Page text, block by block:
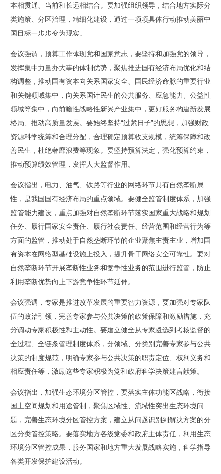
本相贯通、当前和长远相结合。要加强组织领导，结合地方实际分
类施策、分区治理，精细化建设，通过一项项具体行动推动美丽中
国目标一步步变为现实。
会议强调，预算工作体现党和国家意志，要坚持和加强党的领导，
发挥集中力量办大事的体制优势，聚焦推进国有经济布局优化和结
构调整，推动国有资本向关系国家安全、国民经济命脉的重要行业
和关键领域集中，向关系国计民生的公共服务、应急能力、公益性
领域等集中，向前瞻性战略性新兴产业集中，更好服务构建新发展
格局、推动高质量发展。要始终坚持“过紧日子”的思想，加强财政
资源科学统筹和合理分配，合理确定预算收支规模，统筹保障和改
善民生，杜绝奢靡浪费等现象。要坚持预算法定，强化预算约束，
推动预算绩效管理，发挥人大监督作用。
会议指出，电力、油气、铁路等行业的网络环节具有自然垄断属
性，是我国国有经济布局的重点领域。要健全监管制度体系，加强
监管能力建设，重点加强对自然垄断环节落实国家重大战略和规划
任务、履行国家安全责任、履行社会责任、经营范围和经营行为等
方面的监管，推动处于自然垄断环节的企业聚焦主责主业，增加国
有资本在网络型基础设施上投入，提升骨干网络安全可靠性。要对
自然垄断环节开展垄断性业务和竞争性业务的范围进行监管，防止
利用垄断优势向上下游竞争性环节延伸。
会议强调，专家是推进改革发展的重要智力资源，要加强对专家队
伍的政治引领，完善专家参与公共决策的政策保障和激励措施，充
分调动专家积极性和主动性。要建立健全从专家遴选到考核监督的
全过程、全链条管理制度体系，分领域、分类别完善专家参与公共
决策的制度规范，明确专家参与公共决策的职责定位、权利义务和
相应责任等，激励这些专家积极为党和政府科学决策建言献策。
会议指出，加强生态环境分区管控，要落实主体功能区战略，衔接
国土空间规划和用途管制，聚焦区域性、流域性突出生态环境问
题，完善生态环境分区管控方案，建立从问题识别到解决方案的分
区分类管控策略。要落实地方各级党委和政府主体责任，利用生态
环境分区管控成果，服务国家和地方重大发展战略实施，科学指导
各类开发保护建设活动。